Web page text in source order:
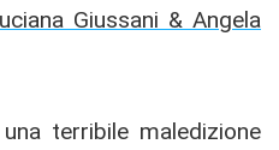
Giussani & Angela
terribile maledizione